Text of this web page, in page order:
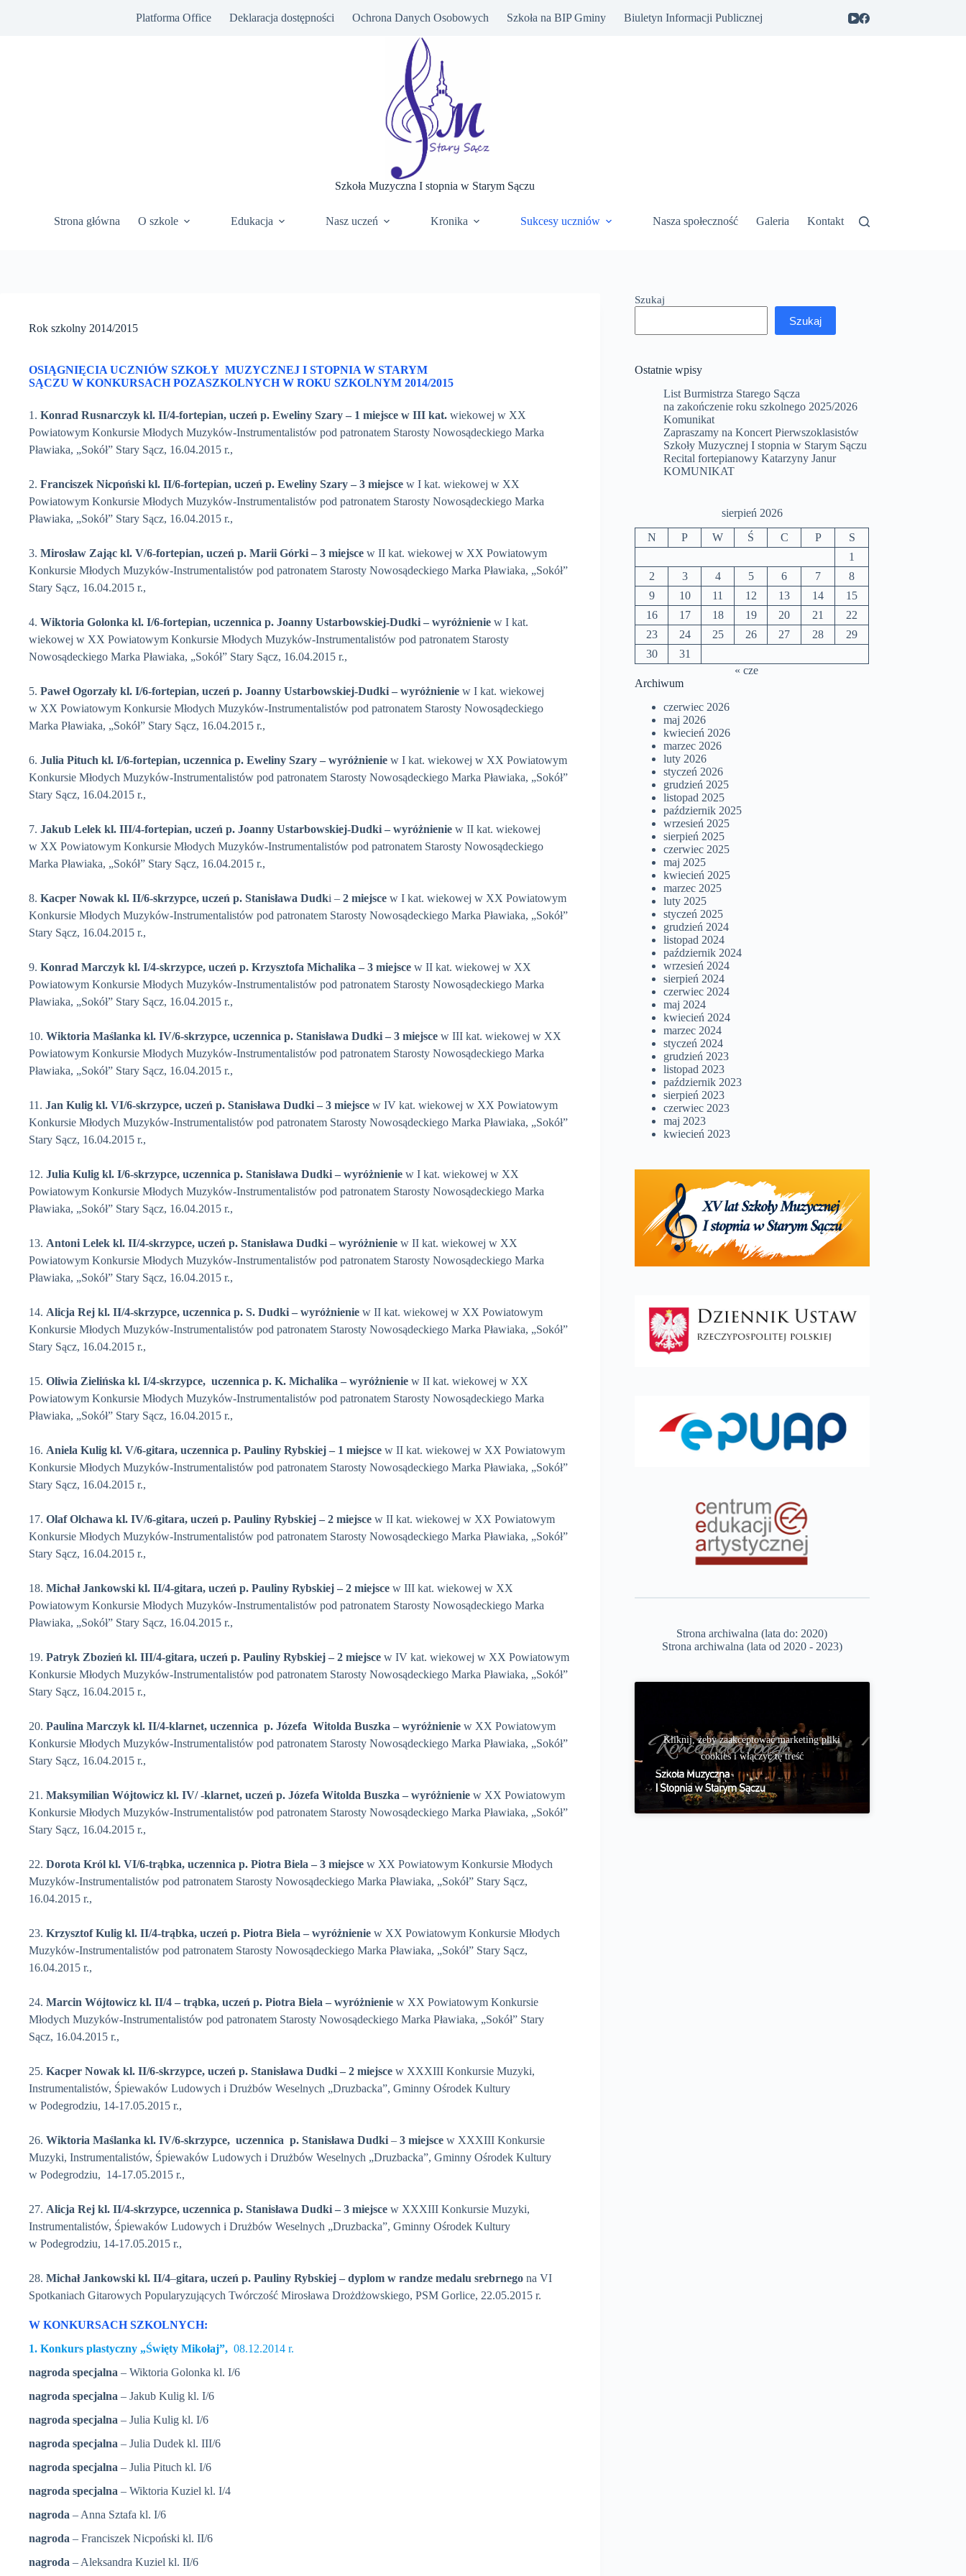
Platforma Office Deklaracja dostępności Ochrona Danych Osobowych Szkoła na BIP Gminy Biuletyn Informacji Publicznej
Szkoła Muzyczna I stopnia w Starym Sączu
Strona główna O szkole Edukacja Nasz uczeń Kronika Sukcesy uczniów Nasza społeczność Galeria Kontakt
Rok szkolny 2014/2015
OSIĄGNIĘCIA UCZNIÓW SZKOŁY MUZYCZNEJ I STOPNIA W STARYM
SĄCZU W KONKURSACH POZASZKOLNYCH W ROKU SZKOLNYM 2014/2015
1. Konrad Rusnarczyk kl. II/4-fortepian, uczeń p. Eweliny Szary – 1 miejsce w III kat. wiekowej w XX
Powiatowym Konkursie Młodych Muzyków-Instrumentalistów pod patronatem Starosty Nowosądeckiego Marka
Pławiaka, „Sokół” Stary Sącz, 16.04.2015 r.,
2. Franciszek Nicpoński kl. II/6-fortepian, uczeń p. Eweliny Szary – 3 miejsce w I kat. wiekowej w XX
Powiatowym Konkursie Młodych Muzyków-Instrumentalistów pod patronatem Starosty Nowosądeckiego Marka
Pławiaka, „Sokół” Stary Sącz, 16.04.2015 r.,
3. Mirosław Zając kl. V/6-fortepian, uczeń p. Marii Górki – 3 miejsce w II kat. wiekowej w XX Powiatowym
Konkursie Młodych Muzyków-Instrumentalistów pod patronatem Starosty Nowosądeckiego Marka Pławiaka, „Sokół”
Stary Sącz, 16.04.2015 r.,
4. Wiktoria Golonka kl. I/6-fortepian, uczennica p. Joanny Ustarbowskiej-Dudki – wyróżnienie w I kat.
wiekowej w XX Powiatowym Konkursie Młodych Muzyków-Instrumentalistów pod patronatem Starosty
Nowosądeckiego Marka Pławiaka, „Sokół” Stary Sącz, 16.04.2015 r.,
5. Paweł Ogorzały kl. I/6-fortepian, uczeń p. Joanny Ustarbowskiej-Dudki – wyróżnienie w I kat. wiekowej
w XX Powiatowym Konkursie Młodych Muzyków-Instrumentalistów pod patronatem Starosty Nowosądeckiego
Marka Pławiaka, „Sokół” Stary Sącz, 16.04.2015 r.,
6. Julia Pituch kl. I/6-fortepian, uczennica p. Eweliny Szary – wyróżnienie w I kat. wiekowej w XX Powiatowym
Konkursie Młodych Muzyków-Instrumentalistów pod patronatem Starosty Nowosądeckiego Marka Pławiaka, „Sokół”
Stary Sącz, 16.04.2015 r.,
7. Jakub Lelek kl. III/4-fortepian, uczeń p. Joanny Ustarbowskiej-Dudki – wyróżnienie w II kat. wiekowej
w XX Powiatowym Konkursie Młodych Muzyków-Instrumentalistów pod patronatem Starosty Nowosądeckiego
Marka Pławiaka, „Sokół” Stary Sącz, 16.04.2015 r.,
8. Kacper Nowak kl. II/6-skrzypce, uczeń p. Stanisława Dudki – 2 miejsce w I kat. wiekowej w XX Powiatowym
Konkursie Młodych Muzyków-Instrumentalistów pod patronatem Starosty Nowosądeckiego Marka Pławiaka, „Sokół”
Stary Sącz, 16.04.2015 r.,
9. Konrad Marczyk kl. I/4-skrzypce, uczeń p. Krzysztofa Michalika – 3 miejsce w II kat. wiekowej w XX
Powiatowym Konkursie Młodych Muzyków-Instrumentalistów pod patronatem Starosty Nowosądeckiego Marka
Pławiaka, „Sokół” Stary Sącz, 16.04.2015 r.,
10. Wiktoria Maślanka kl. IV/6-skrzypce, uczennica p. Stanisława Dudki – 3 miejsce w III kat. wiekowej w XX
Powiatowym Konkursie Młodych Muzyków-Instrumentalistów pod patronatem Starosty Nowosądeckiego Marka
Pławiaka, „Sokół” Stary Sącz, 16.04.2015 r.,
11. Jan Kulig kl. VI/6-skrzypce, uczeń p. Stanisława Dudki – 3 miejsce w IV kat. wiekowej w XX Powiatowym
Konkursie Młodych Muzyków-Instrumentalistów pod patronatem Starosty Nowosądeckiego Marka Pławiaka, „Sokół”
Stary Sącz, 16.04.2015 r.,
12. Julia Kulig kl. I/6-skrzypce, uczennica p. Stanisława Dudki – wyróżnienie w I kat. wiekowej w XX
Powiatowym Konkursie Młodych Muzyków-Instrumentalistów pod patronatem Starosty Nowosądeckiego Marka
Pławiaka, „Sokół” Stary Sącz, 16.04.2015 r.,
13. Antoni Lelek kl. II/4-skrzypce, uczeń p. Stanisława Dudki – wyróżnienie w II kat. wiekowej w XX
Powiatowym Konkursie Młodych Muzyków-Instrumentalistów pod patronatem Starosty Nowosądeckiego Marka
Pławiaka, „Sokół” Stary Sącz, 16.04.2015 r.,
14. Alicja Rej kl. II/4-skrzypce, uczennica p. S. Dudki – wyróżnienie w II kat. wiekowej w XX Powiatowym
Konkursie Młodych Muzyków-Instrumentalistów pod patronatem Starosty Nowosądeckiego Marka Pławiaka, „Sokół”
Stary Sącz, 16.04.2015 r.,
15. Oliwia Zielińska kl. I/4-skrzypce, uczennica p. K. Michalika – wyróżnienie w II kat. wiekowej w XX
Powiatowym Konkursie Młodych Muzyków-Instrumentalistów pod patronatem Starosty Nowosądeckiego Marka
Pławiaka, „Sokół” Stary Sącz, 16.04.2015 r.,
16. Aniela Kulig kl. V/6-gitara, uczennica p. Pauliny Rybskiej – 1 miejsce w II kat. wiekowej w XX Powiatowym
Konkursie Młodych Muzyków-Instrumentalistów pod patronatem Starosty Nowosądeckiego Marka Pławiaka, „Sokół”
Stary Sącz, 16.04.2015 r.,
17. Olaf Olchawa kl. IV/6-gitara, uczeń p. Pauliny Rybskiej – 2 miejsce w II kat. wiekowej w XX Powiatowym
Konkursie Młodych Muzyków-Instrumentalistów pod patronatem Starosty Nowosądeckiego Marka Pławiaka, „Sokół”
Stary Sącz, 16.04.2015 r.,
18. Michał Jankowski kl. II/4-gitara, uczeń p. Pauliny Rybskiej – 2 miejsce w III kat. wiekowej w XX
Powiatowym Konkursie Młodych Muzyków-Instrumentalistów pod patronatem Starosty Nowosądeckiego Marka
Pławiaka, „Sokół” Stary Sącz, 16.04.2015 r.,
19. Patryk Zbozień kl. III/4-gitara, uczeń p. Pauliny Rybskiej – 2 miejsce w IV kat. wiekowej w XX Powiatowym
Konkursie Młodych Muzyków-Instrumentalistów pod patronatem Starosty Nowosądeckiego Marka Pławiaka, „Sokół”
Stary Sącz, 16.04.2015 r.,
20. Paulina Marczyk kl. II/4-klarnet, uczennica p. Józefa Witolda Buszka – wyróżnienie w XX Powiatowym
Konkursie Młodych Muzyków-Instrumentalistów pod patronatem Starosty Nowosądeckiego Marka Pławiaka, „Sokół”
Stary Sącz, 16.04.2015 r.,
21. Maksymilian Wójtowicz kl. IV/ -klarnet, uczeń p. Józefa Witolda Buszka – wyróżnienie w XX Powiatowym
Konkursie Młodych Muzyków-Instrumentalistów pod patronatem Starosty Nowosądeckiego Marka Pławiaka, „Sokół”
Stary Sącz, 16.04.2015 r.,
22. Dorota Król kl. VI/6-trąbka, uczennica p. Piotra Biela – 3 miejsce w XX Powiatowym Konkursie Młodych
Muzyków-Instrumentalistów pod patronatem Starosty Nowosądeckiego Marka Pławiaka, „Sokół” Stary Sącz,
16.04.2015 r.,
23. Krzysztof Kulig kl. II/4-trąbka, uczeń p. Piotra Biela – wyróżnienie w XX Powiatowym Konkursie Młodych
Muzyków-Instrumentalistów pod patronatem Starosty Nowosądeckiego Marka Pławiaka, „Sokół” Stary Sącz,
16.04.2015 r.,
24. Marcin Wójtowicz kl. II/4 – trąbka, uczeń p. Piotra Biela – wyróżnienie w XX Powiatowym Konkursie
Młodych Muzyków-Instrumentalistów pod patronatem Starosty Nowosądeckiego Marka Pławiaka, „Sokół” Stary
Sącz, 16.04.2015 r.,
25. Kacper Nowak kl. II/6-skrzypce, uczeń p. Stanisława Dudki – 2 miejsce w XXXIII Konkursie Muzyki,
Instrumentalistów, Śpiewaków Ludowych i Drużbów Weselnych „Druzbacka”, Gminny Ośrodek Kultury
w Podegrodziu, 14-17.05.2015 r.,
26. Wiktoria Maślanka kl. IV/6-skrzypce, uczennica p. Stanisława Dudki – 3 miejsce w XXXIII Konkursie
Muzyki, Instrumentalistów, Śpiewaków Ludowych i Drużbów Weselnych „Druzbacka”, Gminny Ośrodek Kultury
w Podegrodziu, 14-17.05.2015 r.,
27. Alicja Rej kl. II/4-skrzypce, uczennica p. Stanisława Dudki – 3 miejsce w XXXIII Konkursie Muzyki,
Instrumentalistów, Śpiewaków Ludowych i Drużbów Weselnych „Druzbacka”, Gminny Ośrodek Kultury
w Podegrodziu, 14-17.05.2015 r.,
28. Michał Jankowski kl. II/4–gitara, uczeń p. Pauliny Rybskiej – dyplom w randze medalu srebrnego na VI
Spotkaniach Gitarowych Popularyzujących Twórczość Mirosława Drożdżowskiego, PSM Gorlice, 22.05.2015 r.
W KONKURSACH SZKOLNYCH:
1. Konkurs plastyczny „Święty Mikołaj”, 08.12.2014 r.
nagroda specjalna – Wiktoria Golonka kl. I/6
nagroda specjalna – Jakub Kulig kl. I/6
nagroda specjalna – Julia Kulig kl. I/6
nagroda specjalna – Julia Dudek kl. III/6
nagroda specjalna – Julia Pituch kl. I/6
nagroda specjalna – Wiktoria Kuziel kl. I/4
nagroda – Anna Sztafa kl. I/6
nagroda – Franciszek Nicpoński kl. II/6
nagroda – Aleksandra Kuziel kl. II/6
Szukaj
Szukaj
Ostatnie wpisy
List Burmistrza Starego Sącza
na zakończenie roku szkolnego 2025/2026
Komunikat
Zapraszamy na Koncert Pierwszoklasistów
Szkoły Muzycznej I stopnia w Starym Sączu
Recital fortepianowy Katarzyny Janur
KOMUNIKAT
sierpień 2026
N P W Ś C P
S
1
2
3 4 5 6 7
8
9
10 11 12 13 14
15
16
17 18 19 20 21
22
23
24 25 26 27 28
29
30
31
« cze
Archiwum
czerwiec 2026
maj 2026
kwiecień 2026
marzec 2026
luty 2026
styczeń 2026
grudzień 2025
listopad 2025
październik 2025
wrzesień 2025
sierpień 2025
czerwiec 2025
maj 2025
kwiecień 2025
marzec 2025
luty 2025
styczeń 2025
grudzień 2024
listopad 2024
październik 2024
wrzesień 2024
sierpień 2024
czerwiec 2024
maj 2024
kwiecień 2024
marzec 2024
styczeń 2024
grudzień 2023
listopad 2023
październik 2023
sierpień 2023
czerwiec 2023
maj 2023
kwiecień 2023
Strona archiwalna (lata do: 2020)
Strona archiwalna (lata od 2020 - 2023)
Kliknij, żeby zaakceptować marketing pliki
cookies i włączyć tę treść